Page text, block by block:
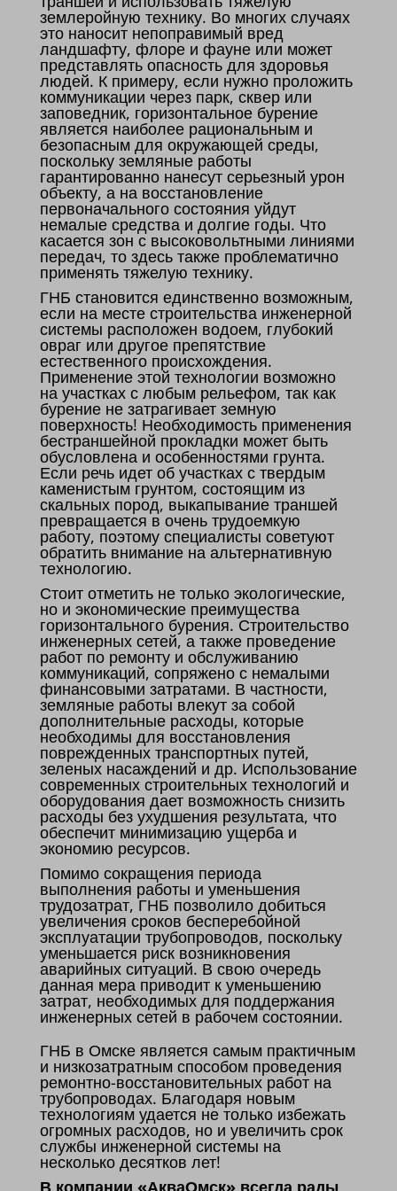
землеройную технику. Во многих случаях
это наносит непоправимый вред
ландшафту, флоре и фауне или может
представлять опасность для здоровья
людей. К примеру, если нужно проложить
коммуникации через парк, сквер или
заповедник, горизонтальное бурение
является наиболее рациональным и
безопасным для окружающей среды,
поскольку земляные работы
гарантированно нанесут серьезный урон
объекту, а на восстановление
первоначального состояния уйдут
немалые средства и долгие годы. Что
касается зон с высоковольтными линиями
передач, то здесь также проблематично
применять тяжелую технику.
ГНБ становится единственно возможным,
если на месте строительства инженерной
системы расположен водоем, глубокий
овраг или другое препятствие
естественного происхождения.
Применение этой технологии возможно
на участках с любым рельефом, так как
бурение не затрагивает земную
поверхность! Необходимость применения
бестраншейной прокладки может быть
обусловлена и особенностями грунта.
Если речь идет об участках с твердым
каменистым грунтом, состоящим из
скальных пород, выкапывание траншей
превращается в очень трудоемкую
работу, поэтому специалисты советуют
обратить внимание на альтернативную
технологию.
Стоит отметить не только экологические,
но и экономические преимущества
горизонтального бурения. Строительство
инженерных сетей, а также проведение
работ по ремонту и обслуживанию
коммуникаций, сопряжено с немалыми
финансовыми затратами. В частности,
земляные работы влекут за собой
дополнительные расходы, которые
необходимы для восстановления
поврежденных транспортных путей,
зеленых насаждений и др. Использование
современных строительных технологий и
оборудования дает возможность снизить
расходы без ухудшения результата, что
обеспечит минимизацию ущерба и
экономию ресурсов.
Помимо сокращения периода
выполнения работы и уменьшения
трудозатрат, ГНБ позволило добиться
увеличения сроков бесперебойной
эксплуатации трубопроводов, поскольку
уменьшается риск возникновения
аварийных ситуаций. В свою очередь
данная мера приводит к уменьшению
затрат, необходимых для поддержания
инженерных сетей в рабочем состоянии.
ГНБ в Омске является самым практичным
и низкозатратным способом проведения
ремонтно-восстановительных работ на
трубопроводах. Благодаря новым
технологиям удается не только избежать
огромных расходов, но и увеличить срок
службы инженерной системы на
несколько десятков лет!